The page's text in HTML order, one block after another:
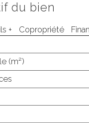
du bien
+ Copropriété
(m²)